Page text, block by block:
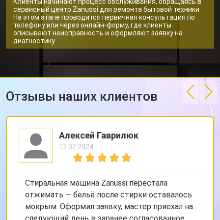
температуры
от 1590 ₽ Заказать
Замена замка посудомоечной
машины Zanussi
от 1600 ₽ Заказать
Ремонт электропроводки
Замена шнура питания от 1000 ₽ Заказать
Корпусный ремонт (замена
Ремонт платы управления
от 2590 ₽
Замена датчика соли
Замена заливного клапана
Замена расходомера от 1600 ₽
Замена разбрызгивателя
Замена пускового конденсатора
сервисный центр Zanussi для ремонта бытовой техники.
На этом этапе проводится первичная консультация по
телефону или через онлайн-форму, где клиенты
описывают неисправность и оформляют заявку на
диагностику.
Отзывы наших клиентов
Алексей Гаврилюк
12.02.2024
Стиральная машина Zanussi перестала
отжимать — бельё после стирки оставалось
мокрым. Оформил заявку, мастер приехал на